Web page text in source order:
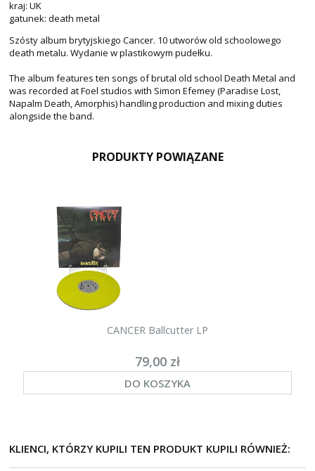
kraj: UK
gatunek: death metal
Szósty album brytyjskiego Cancer. 10 utworów old schoolowego
death metalu. Wydanie w plastikowym pudełku.
The album features ten songs of brutal old school Death Metal and
was recorded at Foel studios with Simon Efemey (Paradise Lost,
Napalm Death, Amorphis) handling production and mixing duties
alongside the band.
PRODUKTY POWIĄZANE
CANCER Ballcutter LP
79,00 zł
DO KOSZYKA
KLIENCI, KTÓRZY KUPILI TEN PRODUKT KUPILI RÓWNIEŻ: